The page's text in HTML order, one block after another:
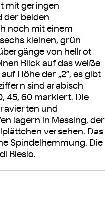
mit geringen
der beiden
noch mit einem
kleinen, grün
von hellrot
Blick auf das weiße
Höhe der „2“, es gibt
sind arabisch
45, 60 markiert. Die
und
lagern in Messing, der
versehen. Das
Spindelhemmung. Die
Blesio.